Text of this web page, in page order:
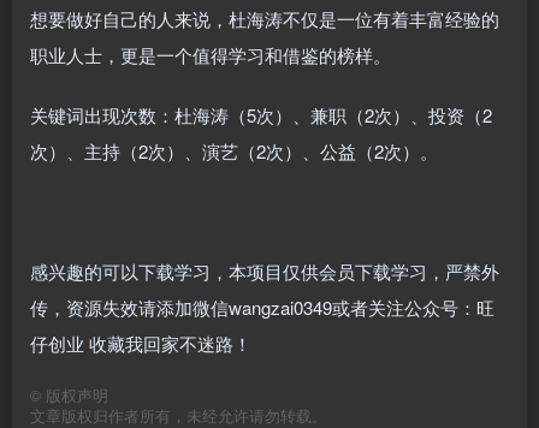
想要做好自己的人来说，杜海涛不仅是一位有着丰富经验的
职业人士，更是一个值得学习和借鉴的榜样。
关键词出现次数：杜海涛（5次）、兼职（2次）、投资（2
次）、主持（2次）、演艺（2次）、公益（2次）。
感兴趣的可以下载学习，本项目仅供会员下载学习，严禁外
传，资源失效请添加微信wangzai0349或者关注公众号：旺
仔创业 收藏我回家不迷路！
© 版权声明
文章版权归作者所有，未经允许请勿转载。